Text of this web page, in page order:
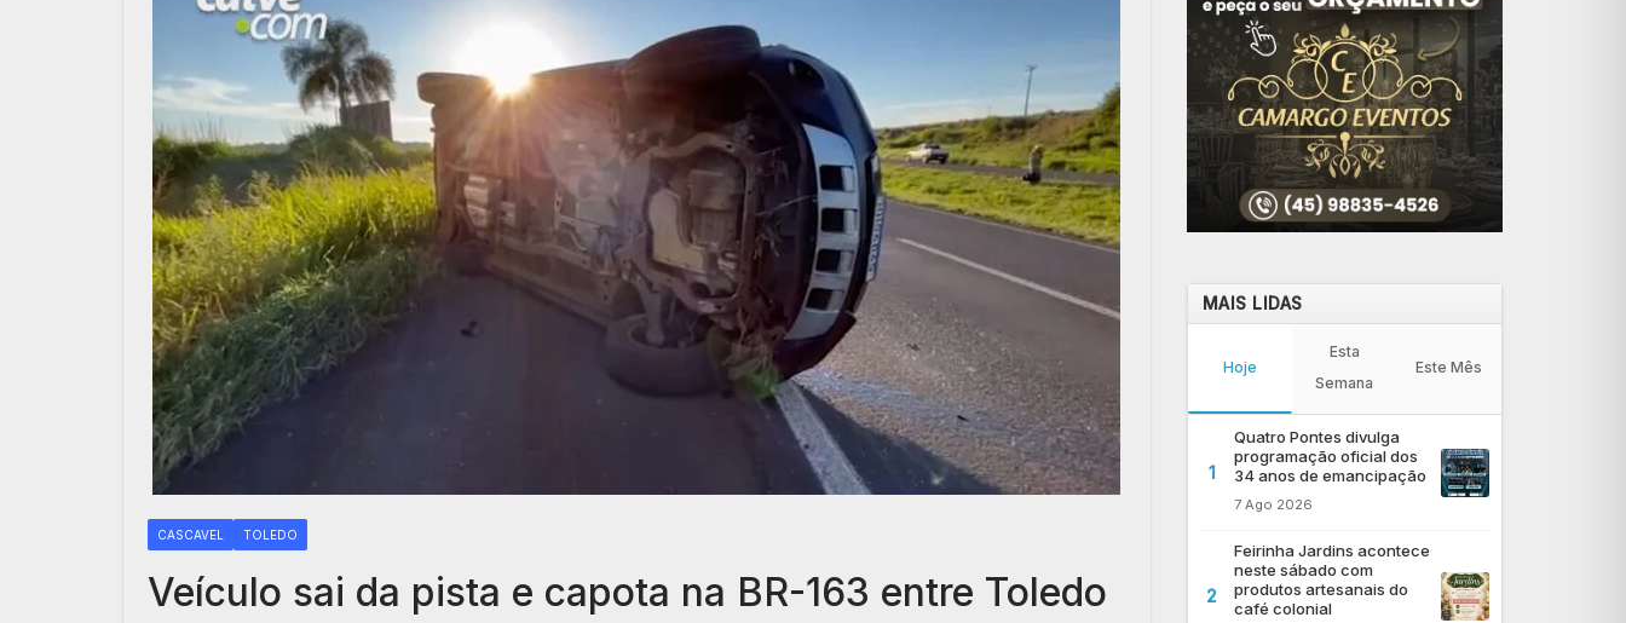
CASCAVEL TOLEDO
Veículo sai da pista e capota na BR-163 entre Toledo
MAIS LIDAS
Hoje
Esta
Semana
Este Mês
1
Quatro Pontes divulga
programação oficial dos
34 anos de emancipação
7 Ago 2026
2
Feirinha Jardins acontece
neste sábado com
produtos artesanais do
café colonial